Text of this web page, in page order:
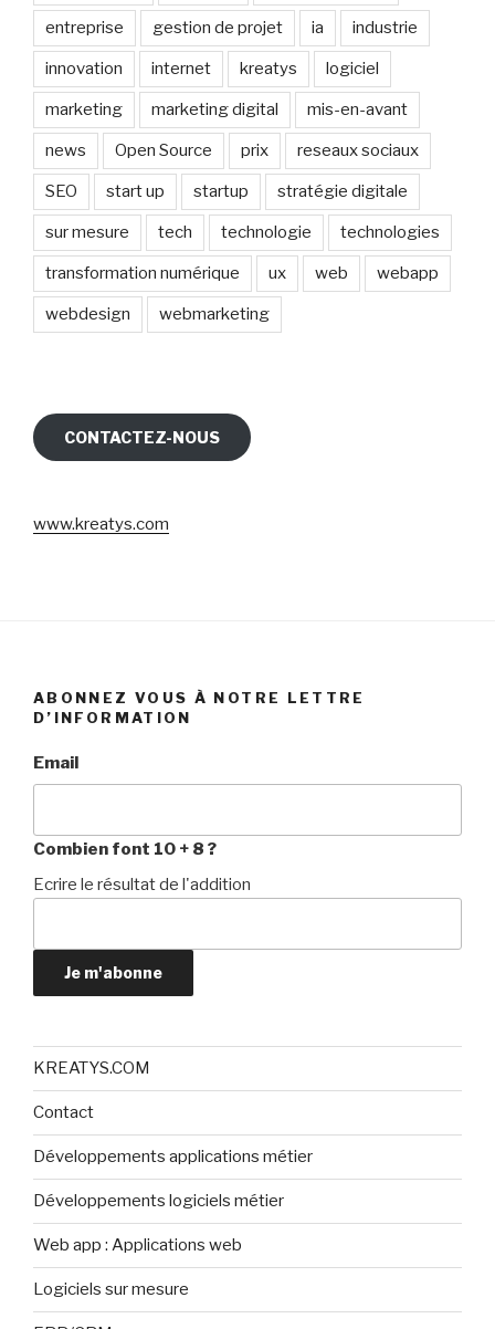
entreprise gestion de projet ia industrie
innovation internet kreatys logiciel
marketing marketing digital mis-en-avant
news Open Source prix reseaux sociaux
SEO start up startup stratégie digitale
sur mesure tech technologie technologies
transformation numérique ux web webapp
webdesign webmarketing
CONTACTEZ-NOUS
www.kreatys.com
ABONNEZ VOUS À NOTRE LETTRE
D’INFORMATION
Email
Combien font 10 + 8 ?
Ecrire le résultat de l'addition
Je m'abonne
KREATYS.COM
Contact
Développements applications métier
Développements logiciels métier
Web app : Applications web
Logiciels sur mesure